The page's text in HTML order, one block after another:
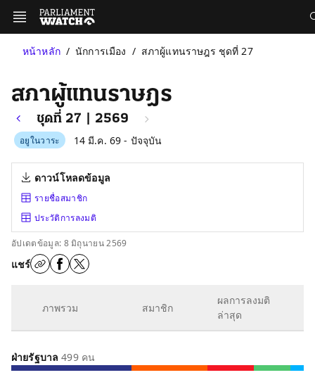
หน้าหลัก นักการเมือง สภาผู้แทนราษฎร ชุดที่ 27
สภาผู้แทนราษฎร
ชุดที่ 27 | 2569
อยูในวาระ 14 มี.ค. 69 - ปัจจุบัน
ดาวน์โหลดข้อมูล
รายชื่อสมาชิก
ประวัติการลงมติ
อัปเดตข้อมูล: 8 มิถุนายน 2569
แชร์
ภาพรวม สมาชิก
ผลการลงมติ
ล่าสุด
ฝ่ายรัฐบาล 499 คน